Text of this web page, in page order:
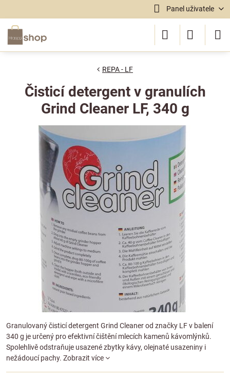
Panel uživatele
REPA - LF
Čisticí detergent v granulích
Grind Cleaner LF, 340 g
Granulovaný čisticí detergent Grind Cleaner od značky LF v balení
340 g je určený pro efektivní čištění mlecích kamenů kávomlýnků.
Spolehlivě odstraňuje usazené zbytky kávy, olejnaté usazeniny i
nežádoucí pachy. Zobrazit více